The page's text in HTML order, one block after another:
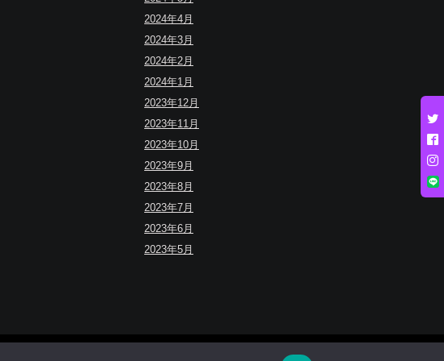
2024年4月
2024年3月
2024年2月
2024年1月
2023年12月
2023年11月
2023年10月
2023年9月
2023年8月
2023年7月
2023年6月
2023年5月